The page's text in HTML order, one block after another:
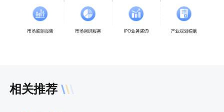
相关推荐